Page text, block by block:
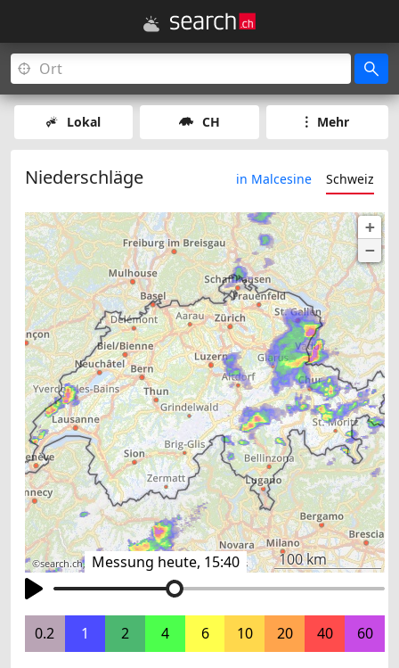
Lokal CH Mehr
Niederschläge in Malcesine Schweiz
Messung heute, 15:40
+
−
©search.ch, swisstopo,OpenStreetMap ,others 100 km
0.2 1 2 4 6 10 20 40 60